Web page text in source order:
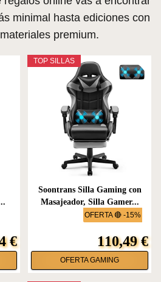
minimal hasta ediciones con
premium.
€
OFERTA 🔴 -15%
TOP SILLAS
Soontrans Silla Gaming con
Masajeador, Silla Gamer...
110,49 €
OFERTA GAMING